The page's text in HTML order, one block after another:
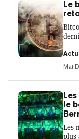
les
plus
Le
plus
un
plus
de
Mat
le
Les
plus